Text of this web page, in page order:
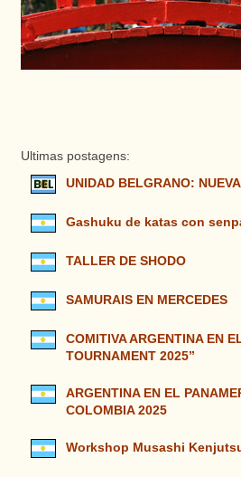
Ultimas postagens:
UNIDAD BELGRANO:
Gashuku de katas con
TALLER DE SHODO
SAMURAIS EN MERCEDES
COMITIVA ARGENTINA EN
TOURNAMENT 2025”
ARGENTINA EN EL
COLOMBIA 2025
Workshop Musashi